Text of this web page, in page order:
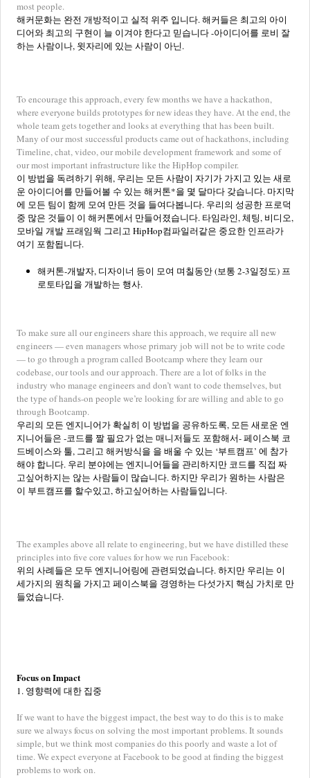
most people.
해커문화는 완전 개방적이고 실적 위주 입니다. 해커들은 최고의 아이
디어와 최고의 구현이 늘 이겨야 한다고 믿습니다 -아이디어를 로비 잘
하는 사람이나, 윗자리에 있는 사람이 아닌.
To encourage this approach, every few months we have a hackathon,
where everyone builds prototypes for new ideas they have. At the end, the
whole team gets together and looks at everything that has been built.
Many of our most successful products came out of hackathons, including
Timeline, chat, video, our mobile development framework and some of
our most important infrastructure like the HipHop compiler.
이 방법을 독려하기 위해, 우리는 모든 사람이 자기가 가지고 있는 새로
운 아이디어를 만들어볼 수 있는 해커톤*을 몇 달마다 갖습니다. 마지막
에 모든 팀이 함께 모여 만든 것을 들여다봅니다. 우리의 성공한 프로덕
중 많은 것들이 이 해커톤에서 만들어졌습니다. 타임라인, 체팅, 비디오,
모바일 개발 프래임웍 그리고 HipHop컴파일러같은 중요한 인프라가
여기 포함됩니다.
해커톤-개발자, 디자이너 등이 모여 며칠동안 (보통 2-3일정도) 프
로토타입을 개발하는 행사.
To make sure all our engineers share this approach, we require all new
engineers — even managers whose primary job will not be to write code
— to go through a program called Bootcamp where they learn our
codebase, our tools and our approach. There are a lot of folks in the
industry who manage engineers and don’t want to code themselves, but
the type of hands-on people we’re looking for are willing and able to go
through Bootcamp.
우리의 모든 엔지니어가 확실히 이 방법을 공유하도록, 모든 새로운 엔
지니어들은 -코드를 짤 필요가 없는 매니저들도 포함해서- 페이스북 코
드베이스와 툴, 그리고 해커방식을 을 배울 수 있는 ‘부트캠프’ 에 참가
해야 합니다. 우리 분야에는 엔지니어들을 관리하지만 코드를 직접 짜
고싶어하지는 않는 사람들이 많습니다. 하지만 우리가 원하는 사람은
이 부트캠프를 할수있고, 하고싶어하는 사람들입니다.
The examples above all relate to engineering, but we have distilled these
principles into five core values for how we run Facebook:
위의 사례들은 모두 엔지니어링에 관련되었습니다. 하지만 우리는 이
세가지의 원칙을 가지고 페이스북을 경영하는 다섯가지 핵심 가치로 만
들었습니다.
Focus on Impact
1. 영향력에 대한 집중
If we want to have the biggest impact, the best way to do this is to make
sure we always focus on solving the most important problems. It sounds
simple, but we think most companies do this poorly and waste a lot of
time. We expect everyone at Facebook to be good at finding the biggest
problems to work on.